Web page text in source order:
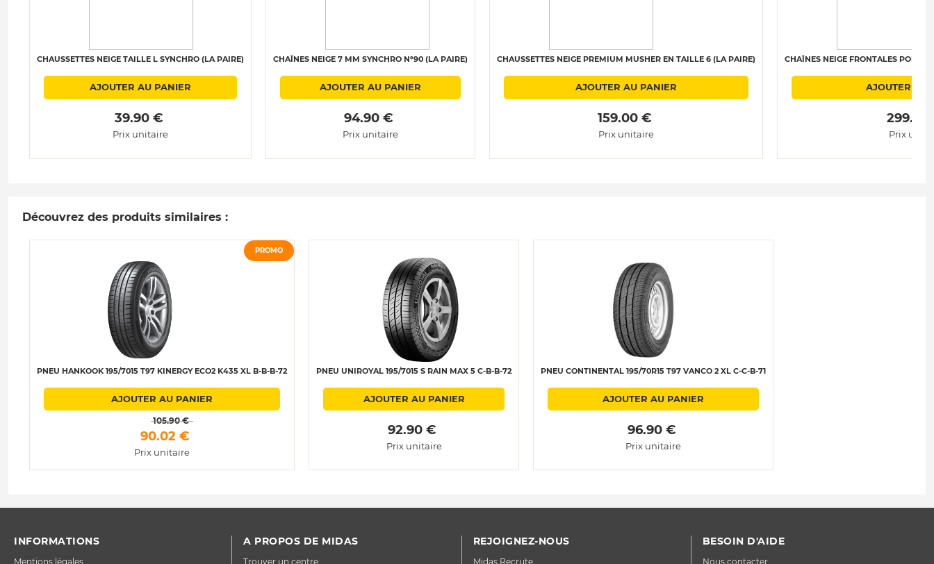
CHAUSSETTES NEIGE TAILLE L SYNCHRO (LA PAIRE)
AJOUTER AU PANIER
39.90 €
Prix unitaire
CHAÎNES NEIGE 7 MM SYNCHRO N°90 (LA PAIRE)
AJOUTER AU PANIER
94.90 €
Prix unitaire
CHAUSSETTES NEIGE PREMIUM MUSHER EN TAILLE 6 (LA PAIRE)
AJOUTER AU PANIER
159.00 €
Prix unitaire
CHAÎNES NEIGE FRONTALES
AJOUTER AU
Prix
Découvrez des produits similaires :
PROMO
PNEU HANKOOK 195/7015 T97 KINERGY ECO2 K435 XL B-B-B-72
AJOUTER AU PANIER
105.90 €
90.02 €
Prix unitaire
PNEU UNIROYAL 195/7015 S RAIN MAX 5 C-B-B-72
AJOUTER AU PANIER
92.90 €
Prix unitaire
PNEU CONTINENTAL 195/70R15 T97 VANCO 2 XL C-C-B-71
AJOUTER AU PANIER
96.90 €
Prix unitaire
INFORMATIONS
Mentions légales
A PROPOS DE MIDAS
Trouver un centre
REJOIGNEZ-NOUS
Midas Recrute
BESOIN D'AIDE
Nous contacter